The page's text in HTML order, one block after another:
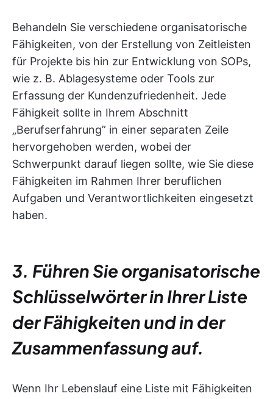
Behandeln Sie verschiedene organisatorische
Fähigkeiten, von der Erstellung von Zeitleisten
für Projekte bis hin zur Entwicklung von SOPs,
wie z. B. Ablagesysteme oder Tools zur
Erfassung der Kundenzufriedenheit. Jede
Fähigkeit sollte in Ihrem Abschnitt
„Berufserfahrung” in einer separaten Zeile
hervorgehoben werden, wobei der
Schwerpunkt darauf liegen sollte, wie Sie diese
Fähigkeiten im Rahmen Ihrer beruflichen
Aufgaben und Verantwortlichkeiten eingesetzt
haben.
3. Führen Sie organisatorische
Schlüsselwörter in Ihrer Liste
der Fähigkeiten und in der
Zusammenfassung auf.
Wenn Ihr Lebenslauf eine Liste mit Fähigkeiten